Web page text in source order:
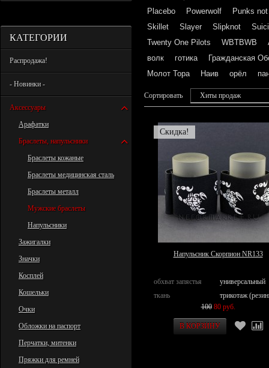
КАТЕГОРИИ
Распродажа!
- Новинки -
Аксессуары
Арафатки
Браслеты, напульсники
Браслеты кожаные
Браслеты медицинская сталь
Браслеты металл
Мужские браслеты
Напульсники
Зажигалки
Значки
Косплей
Кошельки
Очки
Обложки на паспорт
Перчатки, митенки
Пряжки для ремней
Placebo
Powerwolf
Punks
Skillet
Slayer Slipknot
Twenty One Pilots
WBTBWB
волк
готика
Гражданская
Молот Тора
Наив орёл
Сортировать Хиты продаж
Скидка!
Напульсник Скорпион NR133
обхват запястья
универсальный
ткань
трикотаж
100 80 руб.